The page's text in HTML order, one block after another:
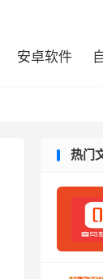
安卓软件
热门